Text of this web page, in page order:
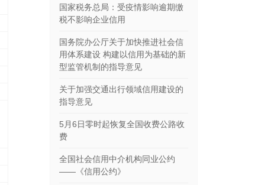
国家税务总局：受疫情影响逾期缴
税不影响企业信用
国务院办公厅关于加快推进社会信
用体系建设 构建以信用为基础的新
型监管机制的指导意见
关于加强交通出行领域信用建设的
指导意见
5月6日零时起恢复全国收费公路收
费
全国社会信用中介机构同业公约
——《信用公约》